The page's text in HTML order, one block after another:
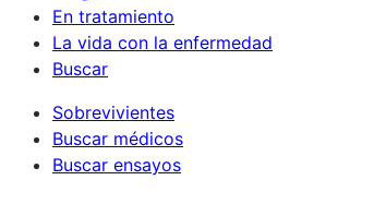
En tratamiento
La vida con la enfermedad
Buscar
Sobrevivientes
Buscar médicos
Buscar ensayos